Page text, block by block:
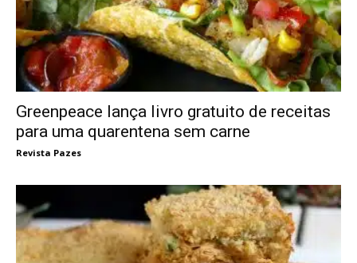
Greenpeace lança livro gratuito de receitas
para uma quarentena sem carne
Revista Pazes